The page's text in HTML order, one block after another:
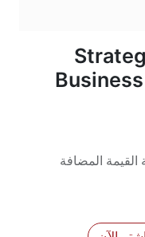
المضافة